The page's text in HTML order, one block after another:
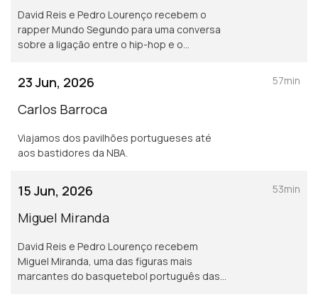
David Reis e Pedro Lourenço recebem o
rapper Mundo Segundo para uma conversa
sobre a ligação entre o hip-hop e o
jogo.
23 Jun, 2026
Carlos Barroca
Viajamos dos pavilhões portugueses até
aos bastidores da NBA.
57min
15 Jun, 2026
Miguel Miranda
David Reis e Pedro Lourenço recebem
Miguel Miranda, uma das figuras mais
marcantes do basquetebol português das
53min